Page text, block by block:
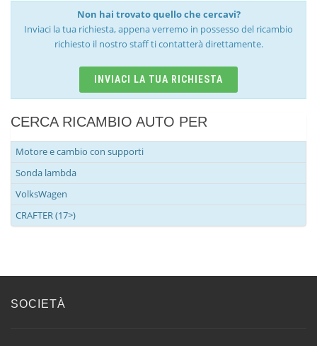
Non hai trovato quello che cercavi?
Inviaci la tua richiesta, appena verremo in possesso del ricambio
richiesto il nostro staff ti contatterà direttamente.
INVIACI LA TUA RICHIESTA
CERCA RICAMBIO AUTO PER
Motore e cambio con supporti
Sonda lambda
VolksWagen
CRAFTER (17>)
SOCIETÀ